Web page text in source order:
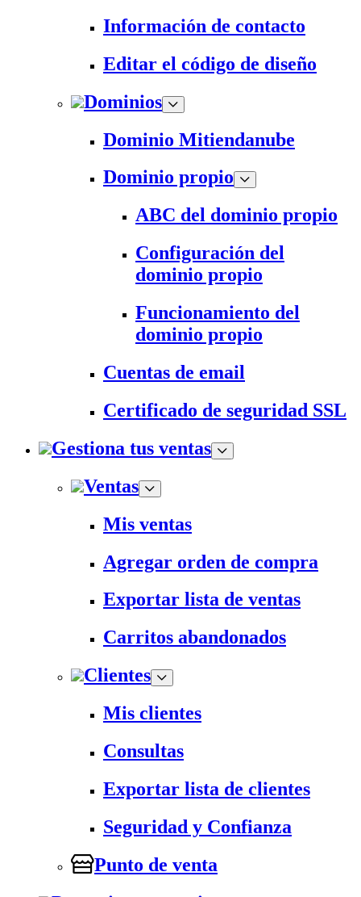
Información de contacto
Editar el código de diseño
Dominios
Dominio Mitiendanube
Dominio propio
ABC del dominio propio
Configuración del
dominio propio
Funcionamiento del
dominio propio
Cuentas de email
Certificado de seguridad SSL
Gestiona tus ventas
Ventas
Mis ventas
Agregar orden de compra
Exportar lista de ventas
Carritos abandonados
Clientes
Mis clientes
Consultas
Exportar lista de clientes
Seguridad y Confianza
Punto de venta